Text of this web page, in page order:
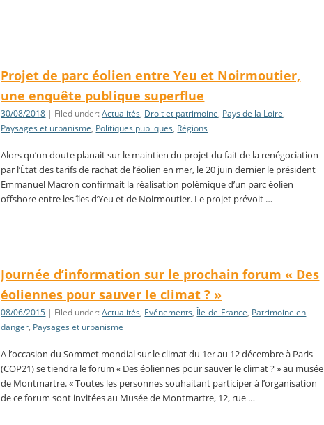
Projet de parc éolien entre Yeu et Noirmoutier,
une enquête publique superflue
30/08/2018 | Filed under:Actualités, Droit et patrimoine, Pays de la Loire,
Paysages et urbanisme, Politiques publiques, Régions
Alors qu’un doute planait sur le maintien du projet du fait de la renégociation
par l’État des tarifs de rachat de l’éolien en mer, le 20 juin dernier le président
Emmanuel Macron confirmait la réalisation polémique d’un parc éolien
offshore entre les îles d’Yeu et de Noirmoutier. Le projet prévoit …
Journée d’information sur le prochain forum « Des
éoliennes pour sauver le climat ? »
08/06/2015 | Filed under:Actualités, Evénements,Île-de-France, Patrimoine en
danger, Paysages et urbanisme
A l’occasion du Sommet mondial sur le climat du 1er au 12 décembre à Paris
(COP21) se tiendra le forum « Des éoliennes pour sauver le climat ? » au musée
de Montmartre. « Toutes les personnes souhaitant participer à l’organisation
de ce forum sont invitées au Musée de Montmartre, 12, rue …